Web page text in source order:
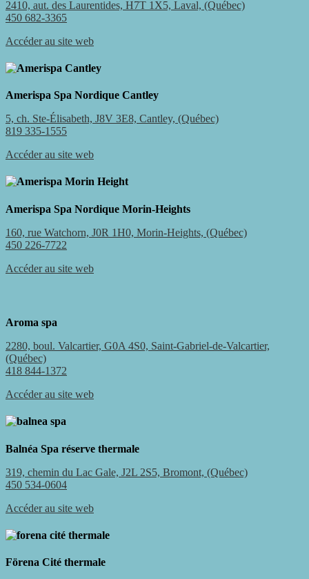
2410, aut. des Laurentides, H7T 1X5, Laval, (Québec)
450 682-3365
Accéder au site web
Amerispa Spa Nordique Cantley
5, ch. Ste-Élisabeth, J8V 3E8, Cantley, (Québec)
819 335-1555
Accéder au site web
Amerispa Spa Nordique Morin‑Heights
160, rue Watchorn, J0R 1H0, Morin-Heights, (Québec)
450 226-7722
Accéder au site web
Aroma spa
2280, boul. Valcartier, G0A 4S0, Saint-Gabriel-de-Valcartier,
(Québec)
418 844-1372
Accéder au site web
Balnéa Spa réserve thermale
319, chemin du Lac Gale, J2L 2S5, Bromont, (Québec)
450 534-0604
Accéder au site web
Förena Cité thermale